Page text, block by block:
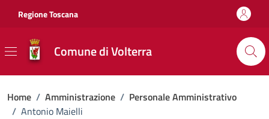
Regione Toscana
Comune di Volterra
Home / Amministrazione / Personale Amministrativo
/ Antonio Maielli